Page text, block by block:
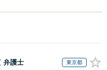
弁護士 東京都